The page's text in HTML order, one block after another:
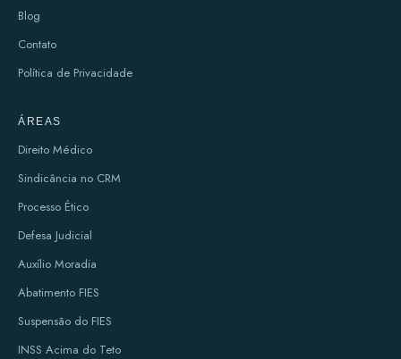
Blog
Contato
Política de Privacidade
ÁREAS
Direito Médico
Sindicância no CRM
Processo Ético
Defesa Judicial
Auxílio Moradia
Abatimento FIES
Suspensão do FIES
INSS Acima do Teto